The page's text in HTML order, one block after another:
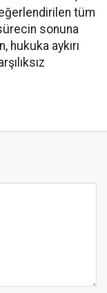
tüm
sonuna
hukuka aykırı